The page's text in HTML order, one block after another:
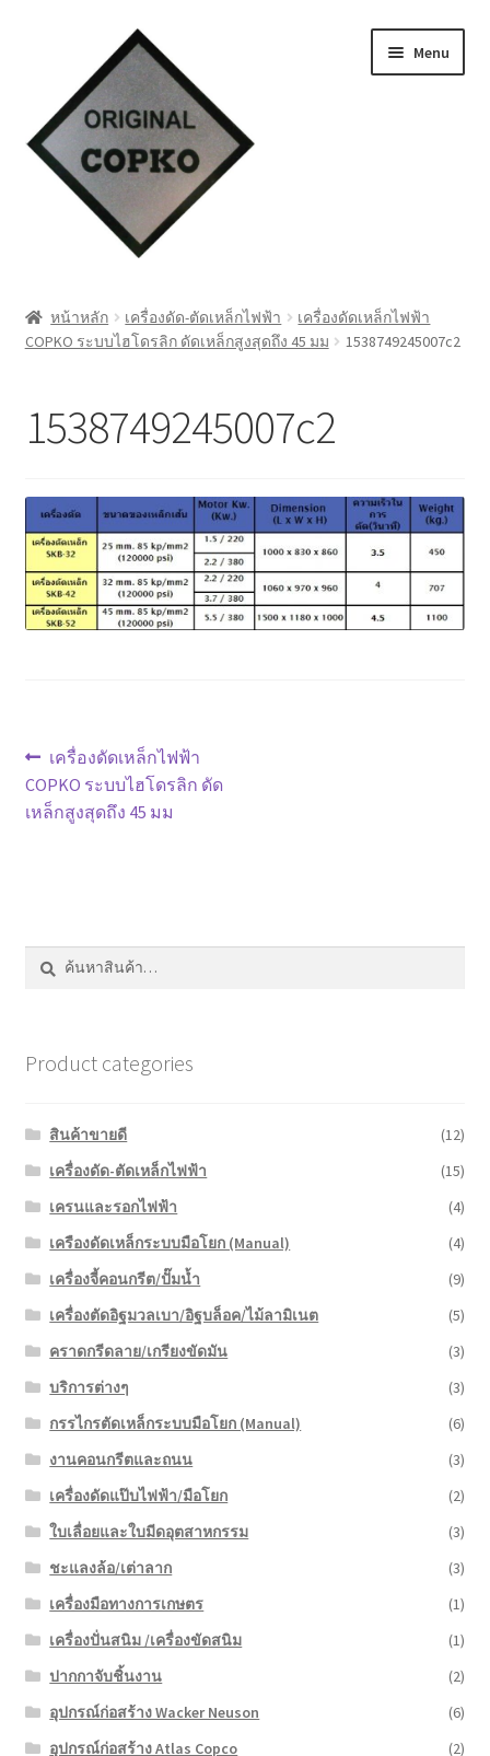
navigation
content
Menu
Cart
ตะกร้าสินค้า
ติดต่อเรา
นโยบายการคืนเงิน
บริการ
ประวัติบริษัท
หน้าแรก COPKO
หน้าหลัก เครื่องดัด-ตัดเหล็กไฟฟ้า
เครื่องดัดเหล็กไฟฟ้า
COPKO ระบบไฮโดรลิก ดัดเหล็กสูงสุดถึง 45 มม
1538749245007c2
1538749245007c2
แนะแนว
เรื่อง
Previous
post:
เครื่องดัดเหล็กไฟฟ้า
COPKO ระบบไฮโดรลิก ดัด
เหล็กสูงสุดถึง 45 มม
ค้นหา:
ค้นหา
Product categories
สินค้าขายดี
(12)
เครื่องดัด-ตัดเหล็กไฟฟ้า
(15)
เครนและรอกไฟฟ้า
(4)
เครืองดัดเหล็กระบบมือโยก (Manual)
(4)
เครื่องจี้คอนกรีต/ปั๊มน้ำ
(9)
เครื่องตัดอิฐมวลเบา/อิฐบล็อค/ไม้ลามิเนต
(5)
คราดกรีดลาย/เกรียงขัดมัน
(3)
บริการต่างๆ
(3)
กรรไกรตัดเหล็กระบบมือโยก (Manual)
(6)
งานคอนกรีตและถนน
(3)
เครื่องดัดแป๊บไฟฟ้า/มือโยก
(2)
ใบเลื่อยและใบมีดอุตสาหกรรม
(3)
ชะแลงล้อ/เต่าลาก
(3)
เครื่องมือทางการเกษตร
(1)
เครื่องปั่นสนิม /เครื่องขัดสนิม
(1)
ปากกาจับชิ้นงาน
(2)
อุปกรณ์ก่อสร้าง Wacker Neuson
(6)
อุปกรณ์ก่อสร้าง Atlas Copco
(2)